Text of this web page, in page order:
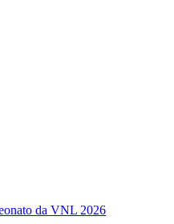
da VNL 2026